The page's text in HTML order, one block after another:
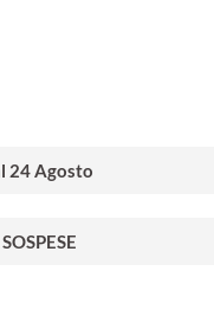
24 Agosto